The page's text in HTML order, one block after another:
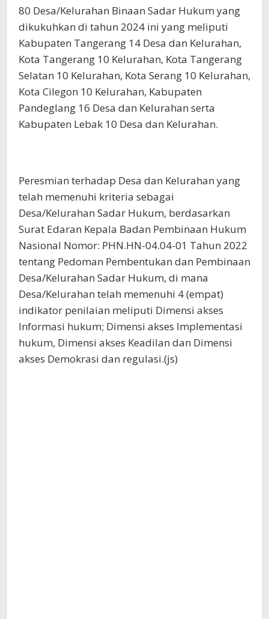
80 Desa/Kelurahan Binaan Sadar Hukum yang
dikukuhkan di tahun 2024 ini yang meliputi
Kabupaten Tangerang 14 Desa dan Kelurahan,
Kota Tangerang 10 Kelurahan, Kota Tangerang
Selatan 10 Kelurahan, Kota Serang 10 Kelurahan,
Kota Cilegon 10 Kelurahan, Kabupaten
Pandeglang 16 Desa dan Kelurahan serta
Kabupaten Lebak 10 Desa dan Kelurahan.
Peresmian terhadap Desa dan Kelurahan yang
telah memenuhi kriteria sebagai
Desa/Kelurahan Sadar Hukum, berdasarkan
Surat Edaran Kepala Badan Pembinaan Hukum
Nasional Nomor: PHN.HN-04.04-01 Tahun 2022
tentang Pedoman Pembentukan dan Pembinaan
Desa/Kelurahan Sadar Hukum, di mana
Desa/Kelurahan telah memenuhi 4 (empat)
indikator penilaian meliputi Dimensi akses
Informasi hukum; Dimensi akses Implementasi
hukum, Dimensi akses Keadilan dan Dimensi
akses Demokrasi dan regulasi.(js)